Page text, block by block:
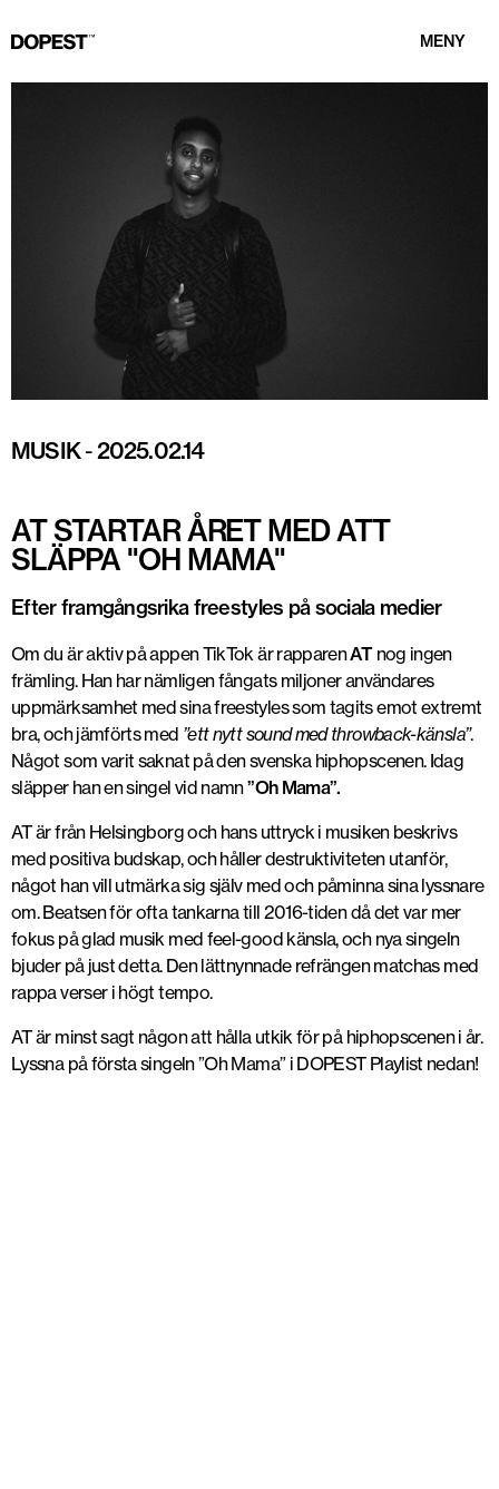
MENY
MUSIK-2025.02.14
AT STARTAR ÅRET MED ATT
SLÄPPA "OH MAMA"
Efter framgångsrika freestyles på sociala medier
Om du är aktiv på appen TikTok är rapparenATnog ingen
främling. Han har nämligen fångats miljoner användares
uppmärksamhet med sina freestyles som tagits emot extremt
bra, och jämförts med ”ett nytt sound med throwback-känsla”.
Något som varit saknat på den svenska hiphopscenen. Idag
släpper han en singel vid namn”Oh Mama”.
AT är från Helsingborg och hans uttryck i musiken beskrivs
med positiva budskap, och håller destruktiviteten utanför,
något han vill utmärka sig själv med och påminna sina lyssnare
om. Beatsen för ofta tankarna till 2016-tiden då det var mer
fokus på glad musik med feel-good känsla, och nya singeln
bjuder på just detta. Den lättnynnade refrängen matchas med
rappa verser i högt tempo.
AT är minst sagt någon att hålla utkik för på hiphopscenen i år.
Lyssna på första singeln ”Oh Mama” i DOPEST Playlist nedan!